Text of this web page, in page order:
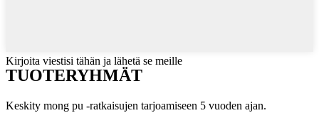
Kirjoita viestisi tähän ja lähetä se meille
TUOTERYHMÄT
Keskity mong pu -ratkaisujen tarjoamiseen 5 vuoden ajan.